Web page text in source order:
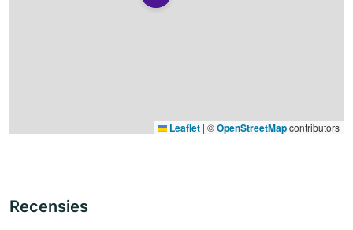
Leaflet | ©OpenStreetMapcontributors
Recensies